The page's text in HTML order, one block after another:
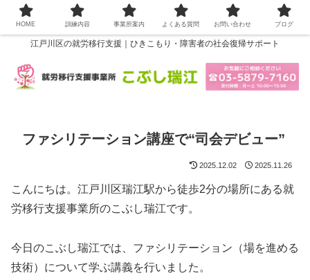
江戸川区の就労移行支援｜ひきこもり・障害者の社会復帰サポート
ファシリテーション講座で“司会デビュー”
2025.12.02 2025.11.26
こんにちは。江戸川区瑞江駅から徒歩2分の場所にある就
労移行支援事業所のこぶし瑞江です。
今日のこぶし瑞江では、ファシリテーション（場を進める
技術）について学ぶ講義を行いました。
HOME 訓練内容 事業所案内 よくある質問 お問い合わせ ブログ